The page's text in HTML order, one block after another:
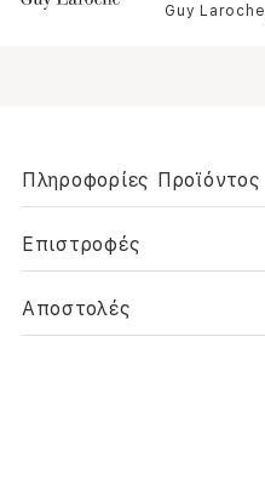
Guy Laroche
Πληροφορίες Προϊόντος
Επιστροφές
Αποστολές